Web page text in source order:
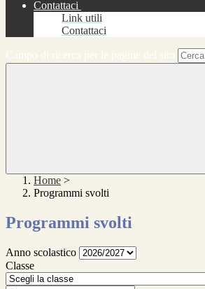
Contattaci
Link utili
Contattaci
Home >
Programmi svolti
Programmi svolti
Anno scolastico
Classe